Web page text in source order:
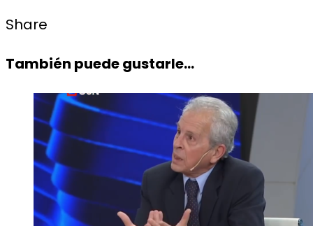
Share
También puede gustarle...